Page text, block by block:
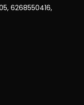
6268550416,